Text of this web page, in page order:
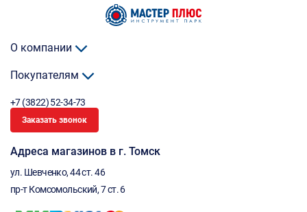
О компании
Покупателям
+7 (3822) 52-34-73
Заказать звонок
Адреса магазинов в г. Томск
ул. Шевченко, 44 ст. 46
пр-т Комсомольский, 7 ст. 6